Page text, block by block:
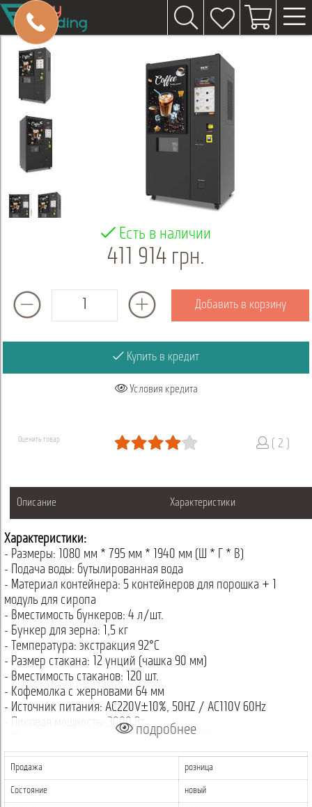
Есть в наличии
411 914 грн.
Добавить в корзину
Купить в кредит
Условия кредита
Оценить товар ( 2 )
Описание Характеристики
Характеристики:
- Размеры: 1080 мм * 795 мм * 1940 мм (Ш * Г * В)
- Подача воды: бутылированная вода
- Материал контейнера: 5 контейнеров для порошка + 1
модуль для сиропа
- Вместимость бункеров: 4 л/шт.
- Бункер для зерна: 1,5 кг
- Температура: экстракция 92°C
- Размер стакана: 12 унций (чашка 90 мм)
- Вместимость стаканов: 120 шт.
- Кофемолка с жерновами 64 мм
- Источник питания: AC220V±10%, 50HZ / AC110V 60Hz
- Пиковая мощность: 3000 Вт
- Мощность в режиме ожидания: менее 30 Вт
- Время приготовления: около 60 секунд
- Экран: 22-дюймовый сенсорный
- Система Android
- Поддержка 4G/Wi-Fi
подробнее
Продажа розница
Состояние новый